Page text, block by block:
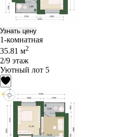
Узнать цену
1-комнатная
35.81 м2
2/9 этаж
Уютный лот 5